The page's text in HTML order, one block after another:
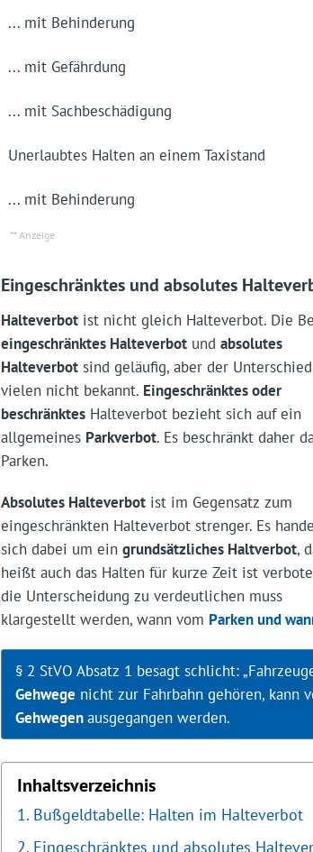
... mit Behinderung
... mit Gefährdung
... mit Sach­beschädigung
Unerlaubtes Halten an einem Taxistand
... mit Behinderung
Eingeschränktes und absolutes
Halteverbotist nicht gleich Halteverbot. Die
eingeschränktes Halteverbotund absolutes
Halteverbotsind geläufig, aber der
vielen nicht bekannt. Eingeschränktes oder
beschränktesHalteverbot bezieht sich auf ein
allgemeines Parkverbot. Es beschränkt daher
Parken.
Absolutes Halteverbotist im Gegensatz zum
eingeschränkten Halteverbot strenger. Es
sich dabei um ein grundsätzliches Haltverbot,
heißt auch das Halten für kurze Zeit ist
die Unterscheidung zu verdeutlichen muss
klargestellt werden, wann vom Parkenund
§ 2 StVO Absatz 1 besagt schlicht:
Gehwege nicht zur Fahrbahn gehören, kann
Gehwegenausgegangen werden.
Inhaltsverzeichnis
Bußgeldtabelle: Halten im Halteverbot
Eingeschränktes und absolutes